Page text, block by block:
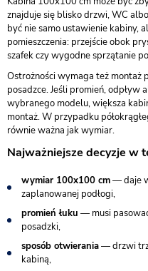
znajduje się blisko drzwi, WC
być nie samo ustawienie kabiny,
pomieszczenia: przejście obok
szafek czy wygodne sprzątanie
Ostrożności wymaga też
posadzce. Jeśli promień, odpływ
wybranego modelu, większa
montaż. W przypadku
równie ważna jak wymiar.
Najważniejsze decyzje w
wymiar 100x100 cm— daje
zaplanowanej podłogi,
promień łuku — musi
posadzki,
sposób otwierania— drzwi
kabiną,